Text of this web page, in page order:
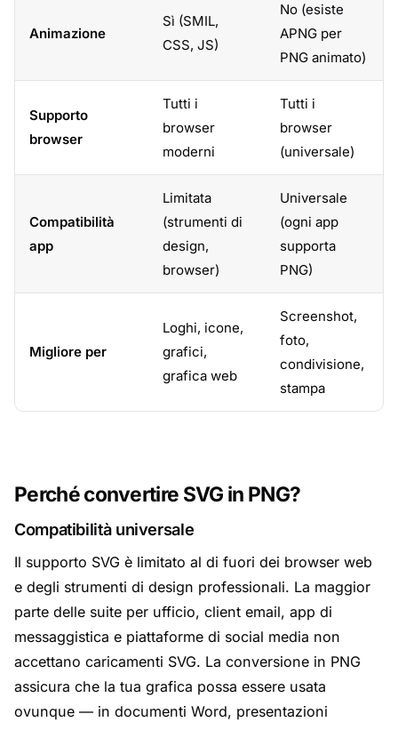
Animazione
Sì (SMIL,
CSS, JS)
No (esiste
APNG per
PNG animato)
Supporto
browser
Tutti i
browser
moderni
Tutti i
browser
(universale)
Compatibilità
app
Limitata
(strumenti di
design,
browser)
Universale
(ogni app
supporta
PNG)
Migliore per
Loghi, icone,
grafici,
grafica web
Screenshot,
foto,
condivisione,
stampa
Perché convertire SVG in PNG?
Compatibilità universale
Il supporto SVG è limitato al di fuori dei browser web
e degli strumenti di design professionali. La maggior
parte delle suite per ufficio, client email, app di
messaggistica e piattaforme di social media non
accettano caricamenti SVG. La conversione in PNG
assicura che la tua grafica possa essere usata
ovunque — in documenti Word, presentazioni